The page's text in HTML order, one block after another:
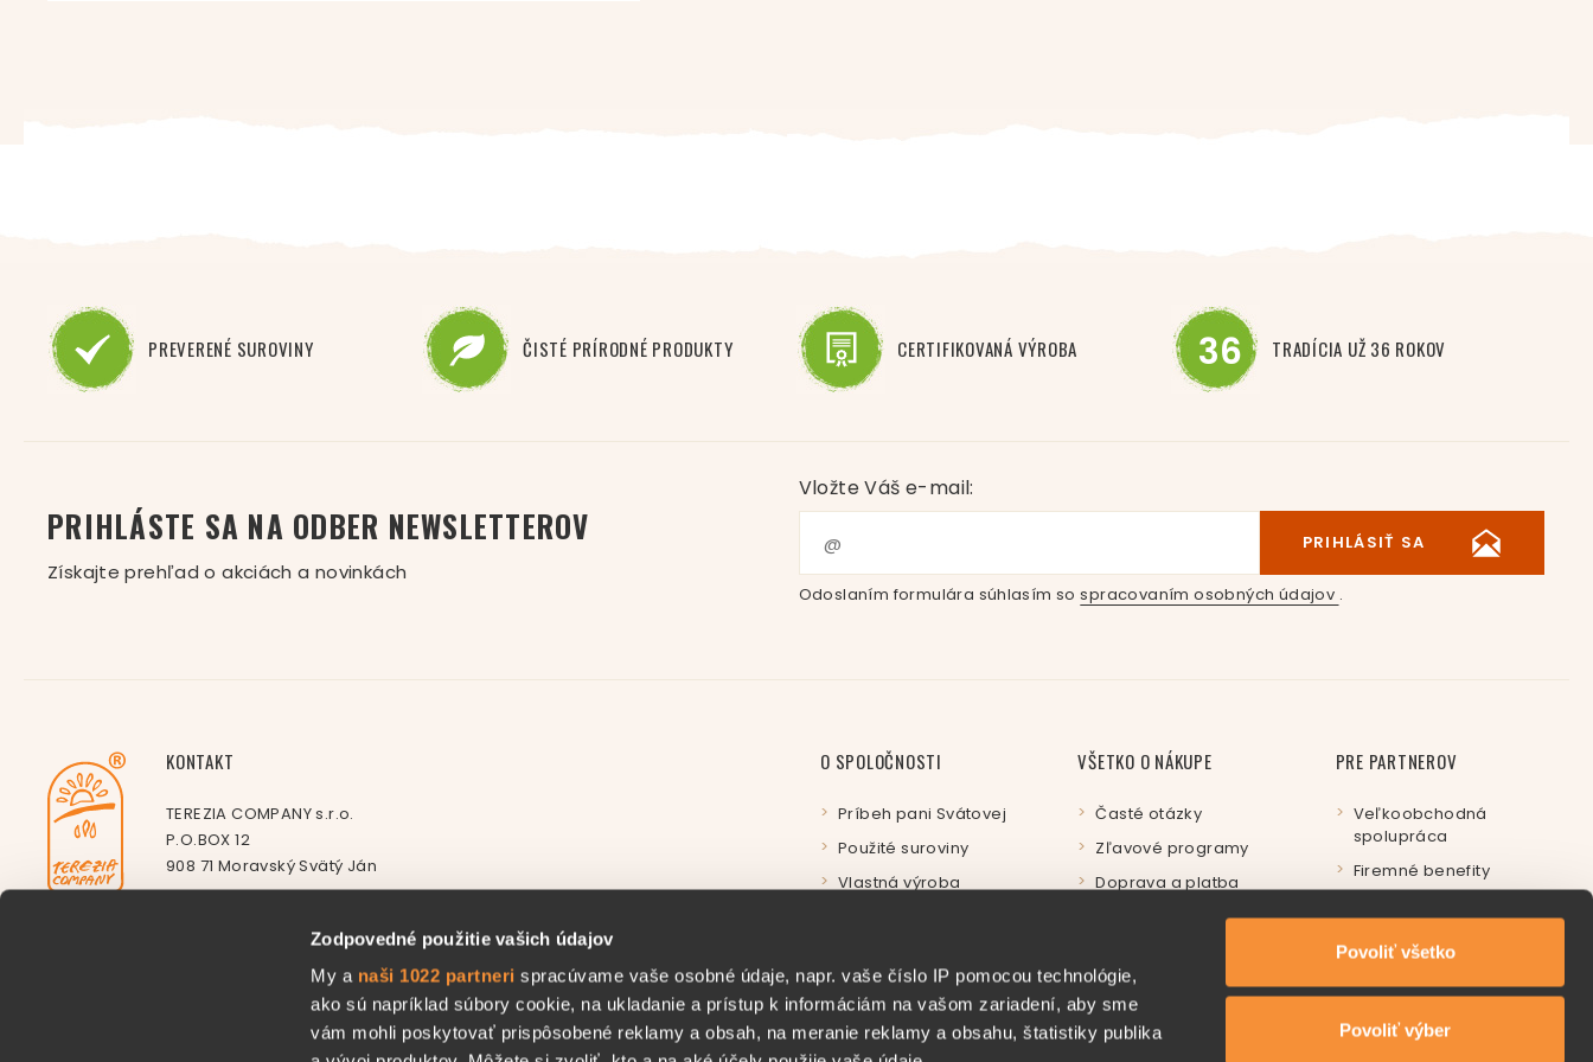
Zodpovedné použitie vašich údajov
My a naši 1022 partneri spracúvame vaše osobné údaje, napr. vaše číslo IP pomocou technológie,
ako sú napríklad súbory cookie, na ukladanie a prístup k informáciám na vašom zariadení, aby sme
vám mohli poskytovať prispôsobené reklamy a obsah, na meranie reklamy a obsahu, štatistiky publika
Povoliť všetko
Povoliť výber
PREVERENÉ SUROVINY ČISTÉ PRÍRODNÉ PRODUKTY CERTIFIKOVANÁ VÝROBA 36 TRADÍCIA UŽ 36 ROKOV
PRIHLÁSTE SA NA ODBER NEWSLETTEROV
Získajte prehľad o akciách a novinkách
Vložte Váš e-mail:
PRIHLÁSIŤ SA
Odoslaním formulára súhlasím sospracovaním osobných údajov .
KONTAKT
TEREZIA COMPANY s.r.o.
P.O.BOX 12
908 71 Moravský Svätý Ján
+421 35 769 25 30
0800 72 72 72
(Volajte Po – Pia 8:00 – 16:00hodín)
O SPOLOČNOSTI
Príbeh pani Svátovej
Použité suroviny
Vlastná výroba
Podporujeme
Kariéra
Kontakt
VŠETKO O NÁKUPE
Časté otázky
Zľavové programy
Doprava a platba
Reklamačný poriadok
Ochrana osobných
údajov
PRE PARTNEROV
Veľkoobchodná
spolupráca
Firemné benefity